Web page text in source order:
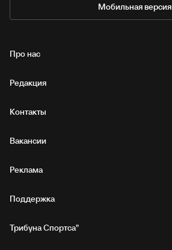
Мобильная версия
Про нас
Редакция
Контакты
Вакансии
Реклама
Поддержка
Трибуна Спортса"